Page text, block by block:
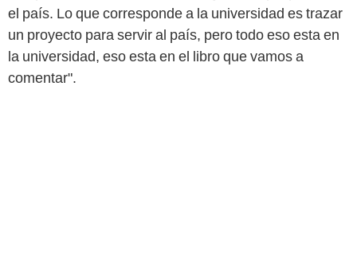
el país. Lo que corresponde a la universidad es trazar
un proyecto para servir al país, pero todo eso esta en
la universidad, eso esta en el libro que vamos a
comentar".